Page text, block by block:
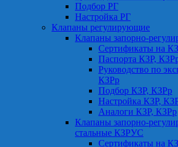
Подбор РГ
Настройка РГ
Клапаны регулирующие
Клапаны запорно-
Сертификаты на
Паспорта КЗР,
Руководство по
КЗРр
Подбор КЗР, КЗРр
Настройка КЗР,
Аналоги КЗР, КЗРр
Клапаны запорно-
стальные КЗРУС
Сертификаты на